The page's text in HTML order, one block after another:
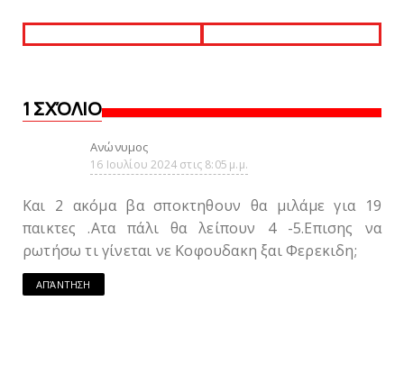
1 ΣΧΌΛΙΟ
Ανώνυμος
16 Ιουλίου 2024 στις 8:05 μ.μ.
Και 2 ακόμα βα σποκτηθουν θα μιλάμε για 19
παικτες .Ατα πάλι θα λείπουν 4 -5.Επισης να
ρωτήσω τι γίνεται νε Κοφουδακη ξαι Φερεκιδη;
ΑΠΆΝΤΗΣΗ